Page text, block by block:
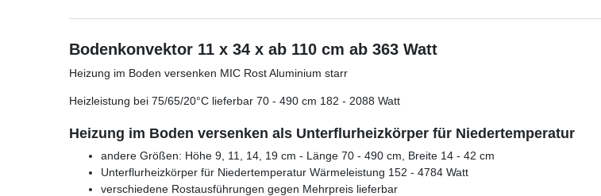
Bodenkonvektor 11 x 34 x ab 110 cm ab 363 Watt
Heizung im Boden versenken MIC Rost Aluminium starr
Heizleistung bei 75/65/20°C lieferbar 70 - 490 cm 182 - 2088 Watt
Heizung im Boden versenken als Unterflurheizkörper für Niedertemperatur
andere Größen: Höhe 9, 11, 14, 19 cm - Länge 70 - 490 cm, Breite 14 - 42 cm
Unterflurheizkörper für Niedertemperatur Wärmeleistung 152 - 4784 Watt
verschiedene Rostausführungen gegen Mehrpreis lieferbar